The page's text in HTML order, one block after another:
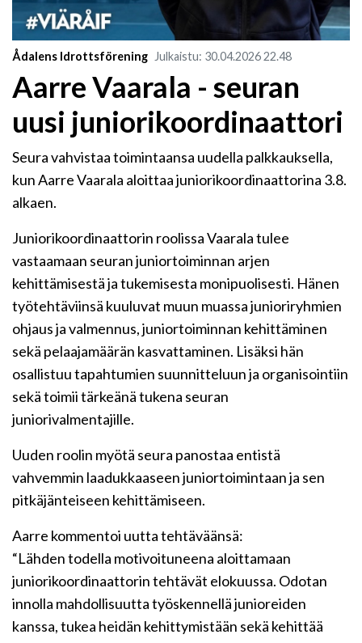
Ådalens Idrottsförening Julkaistu: 30.04.202622.48
Aarre Vaarala - seuran
uusi juniorikoordinaattori
Seura vahvistaa toimintaansa uudella palkkauksella,
kun Aarre Vaarala aloittaa juniorikoordinaattorina 3.8.
alkaen.
Juniorikoordinaattorin roolissa Vaarala tulee
vastaamaan seuran juniortoiminnan arjen
kehittämisestä ja tukemisesta monipuolisesti. Hänen
työtehtäviinsä kuuluvat muun muassa junioriryhmien
ohjaus ja valmennus, juniortoiminnan kehittäminen
sekä pelaajamäärän kasvattaminen. Lisäksi hän
osallistuu tapahtumien suunnitteluun ja organisointiin
sekä toimii tärkeänä tukena seuran
juniorivalmentajille.
Uuden roolin myötä seura panostaa entistä
vahvemmin laadukkaaseen juniortoimintaan ja sen
pitkäjänteiseen kehittämiseen.
Aarre kommentoi uutta tehtäväänsä:
“Lähden todella motivoituneena aloittamaan
juniorikoordinaattorin tehtävät elokuussa. Odotan
innolla mahdollisuutta työskennellä junioreiden
kanssa, tukea heidän kehittymistään sekä kehittää